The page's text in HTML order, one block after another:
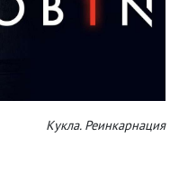
Кукла. Реинкарнация